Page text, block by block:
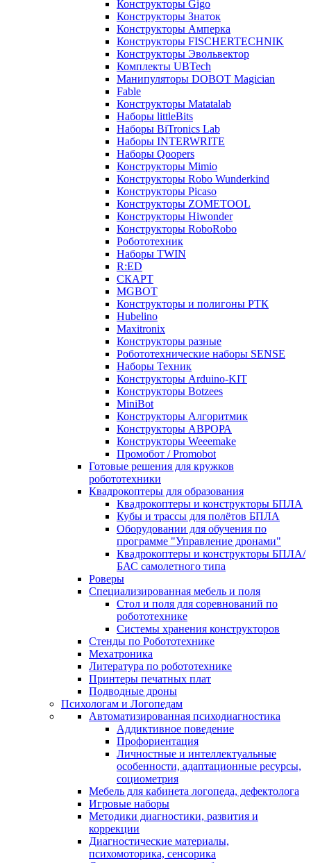
Конструкторы Gigo
Конструкторы Знаток
Конструкторы Амперка
Конструкторы FISCHERTECHNIK
Конструкторы Эвольвектор
Комплекты UBTech
Манипуляторы DOBOT Magician
Fable
Конструкторы Matatalab
Наборы littleBits
Наборы BiTronics Lab
Наборы INTERWRITE
Наборы Qoopers
Конструкторы Mimio
Конструкторы Robo Wunderkind
Конструкторы Picaso
Конструкторы ZOMETOOL
Конструкторы Hiwonder
Конструкторы RoboRobo
Робототехник
Наборы TWIN
R:ED
СКАРТ
MGBOT
Конструкторы и полигоны РТК
Hubelino
Maxitronix
Конструкторы разные
Робототехнические наборы SENSE
Наборы Техник
Конструкторы Arduino-KIT
Конструкторы Botzees
MiniBot
Конструкторы Алгоритмик
Конструкторы АВРОРА
Конструкторы Weeemake
Промобот / Promobot
Готовые решения для кружков
робототехники
Квадрокоптеры для образования
Квадрокоптеры и конструкторы БПЛА
Кубы и трассы для полётов БПЛА
Оборудовании для обучения по
программе "Управление дронами"
Квадрокоптеры и конструкторы БПЛА/
БАС самолетного типа
Роверы
Специализированная мебель и поля
Стол и поля для соревнований по
робототехнике
Системы хранения конструкторов
Стенды по Робототехнике
Мехатроника
Литература по робототехнике
Принтеры печатных плат
Подводные дроны
Психологам и Логопедам
Автоматизированная психодиагностика
Аддиктивное поведение
Профориентация
Личностные и интеллектуальные
особенности, адаптационные ресурсы,
социометрия
Мебель для кабинета логопеда, дефектолога
Игровые наборы
Методики диагностики, развития и
коррекции
Диагностические материалы,
психомоторика, сенсорика